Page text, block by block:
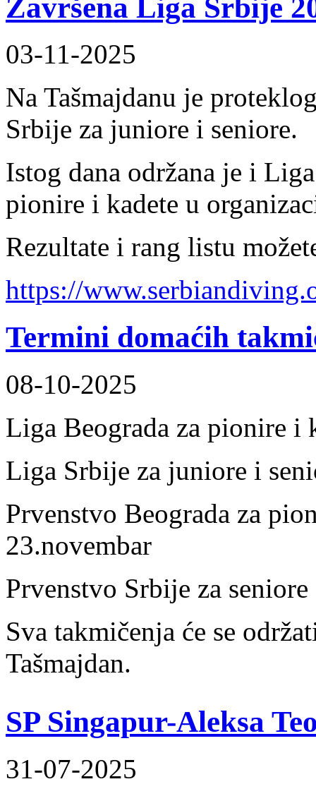
Završena Liga Srbije
03-11-2025
Na Tašmajdanu je
Srbije za juniore i seniore.
Istog dana održana je i
pionire i kadete u
Rezultate i rang listu
https://
Termini domaćih
08-10-2025
Liga Beograda za pionire i
Liga Srbije za juniore i
Prvenstvo Beograda za
23.novembar
Prvenstvo Srbije za
Sva takmičenja će se
Tašmajdan.
SP Singapur-Aleksa
31-07-2025